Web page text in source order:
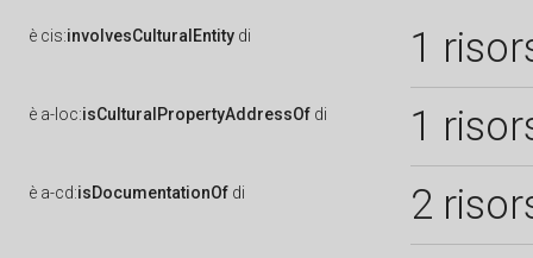
è cis:involvesCulturalEntity di 1
è a-loc:isCulturalPropertyAddressOf di 1
è a-cd:isDocumentationOf di 2